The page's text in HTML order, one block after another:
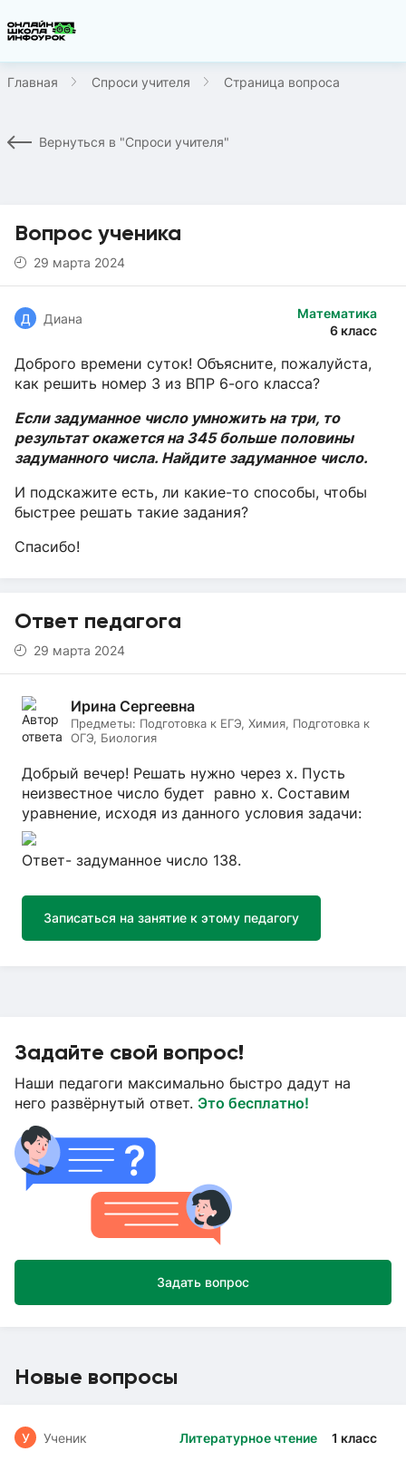
Главная Спроси учителя Страница вопроса
Вернуться в "Спроси учителя"
Вопрос ученика
29 марта 2024
Математика
6 класс
Д Диана
Доброго времени суток! Объясните, пожалуйста,
как решить номер 3 из ВПР 6-ого класса?
Если задуманное число умножить на три, то
результат окажется на 345 больше половины
задуманного числа. Найдите задуманное число.
И подскажите есть, ли какие-то способы, чтобы
быстрее решать такие задания?
Спасибо!
Ответ педагога
29 марта 2024
Ирина Сергеевна
Предметы: Подготовка к ЕГЭ, Химия, Подготовка к
ОГЭ, Биология
Добрый вечер! Решать нужно через х. Пусть
неизвестное число будет равно х. Составим
уравнение, исходя из данного условия задачи:
Ответ- задуманное число 138.
Записаться на занятие к этому педагогу
Задайте свой вопрос!
Наши педагоги максимально быстро дадут на
него развёрнутый ответ. Это бесплатно!
Задать вопрос
Новые вопросы
Литературное чтение 1 класс
У Ученик